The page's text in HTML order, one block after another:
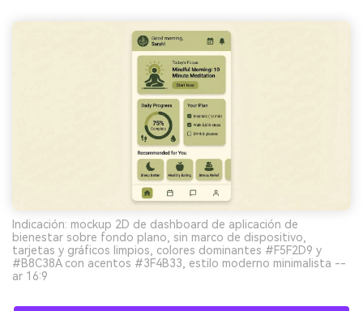
Indicación: mockup 2D de dashboard de aplicación de
bienestar sobre fondo plano, sin marco de dispositivo,
tarjetas y gráficos limpios, colores dominantes #F5F2D9 y
#B8C38A con acentos #3F4B33, estilo moderno minimalista --
ar 16:9